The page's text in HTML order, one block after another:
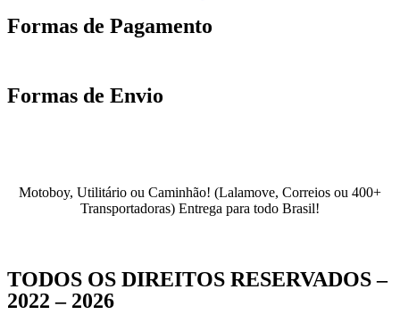
Formas de Pagamento
Formas de Envio
Motoboy, Utilitário ou Caminhão! (Lalamove, Correios ou 400+
Transportadoras) Entrega para todo Brasil!
TODOS OS DIREITOS RESERVADOS –
2022 – 2026